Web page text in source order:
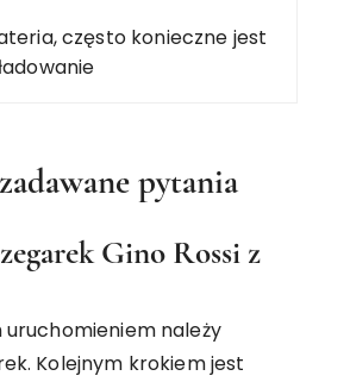
często konieczne jest
pytania
Gino Rossi z
należy
Kolejnym krokiem jest